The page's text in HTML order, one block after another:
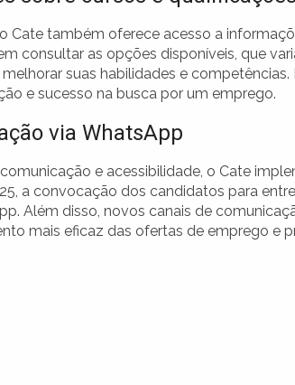
Cate também oferece acesso a
consultar as opções disponíveis, que
suas habilidades e
e sucesso na busca por um emprego.
via WhatsApp
e acessibilidade, o Cate
a convocação dos candidatos para
Além disso, novos canais de
mais eficaz das ofertas de emprego e